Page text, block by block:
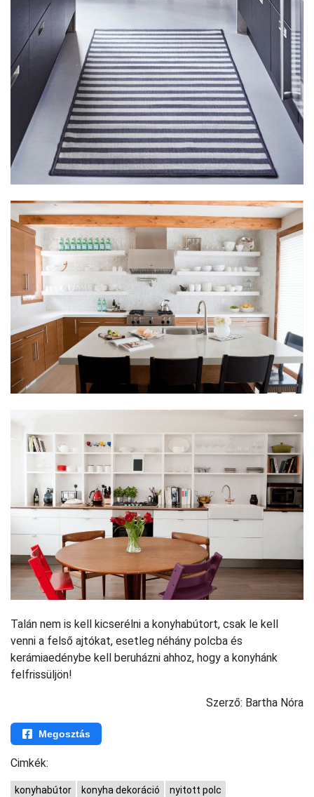
Talán nem is kell kicserélni a konyhabútort, csak le kell
venni a felső ajtókat, esetleg néhány polcba és
kerámiaedénybe kell beruházni ahhoz, hogy a konyhánk
felfrissüljön!
Szerző: Bartha Nóra
Megosztás
Cimkék:
konyhabútor konyha dekoráció
nyitott polc